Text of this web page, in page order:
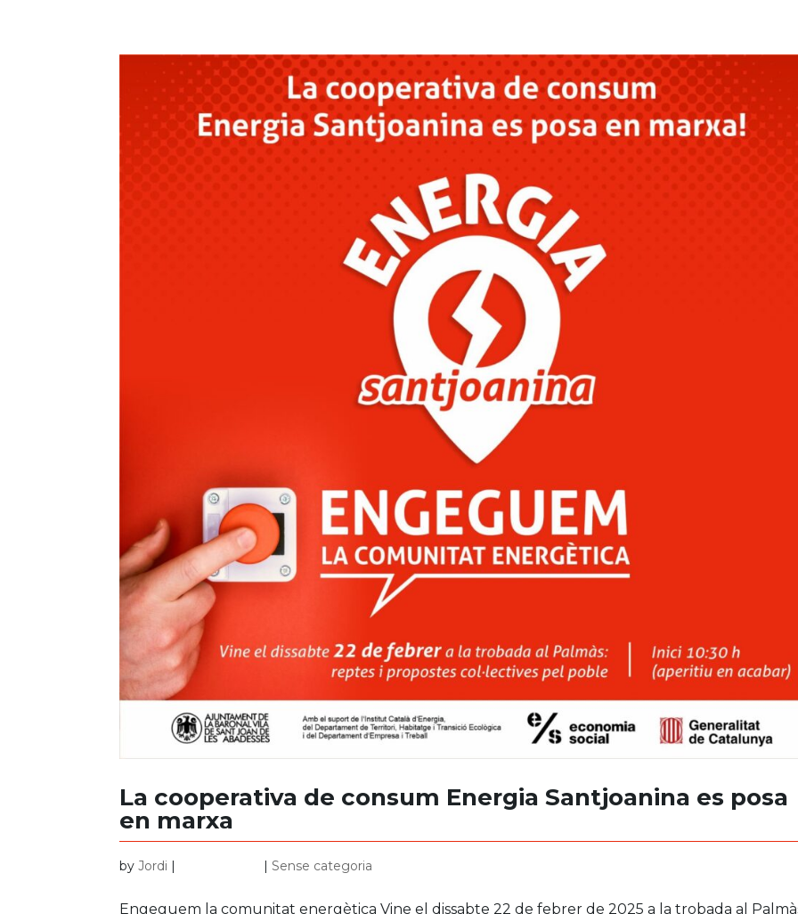
La cooperativa de consum Energia Santjoanina es posa
en marxa
byJordi |Sense categoria
Engeguem la comunitat energètica Vine el dissabte 22 de febrer de 2025 a la trobada al